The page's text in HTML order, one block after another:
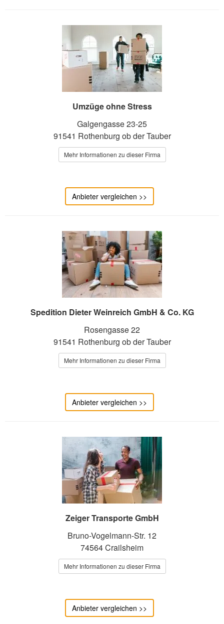
Umzüge ohne Stress
Galgengasse 23-25
91541 Rothenburg ob der Tauber
Mehr Informationen zu dieser Firma
Anbieter vergleichen >>
Spedition Dieter Weinreich GmbH & Co. KG
Rosengasse 22
91541 Rothenburg ob der Tauber
Mehr Informationen zu dieser Firma
Anbieter vergleichen >>
Zeiger Transporte GmbH
Bruno-Vogelmann-Str. 12
74564 Crailsheim
Mehr Informationen zu dieser Firma
Anbieter vergleichen >>